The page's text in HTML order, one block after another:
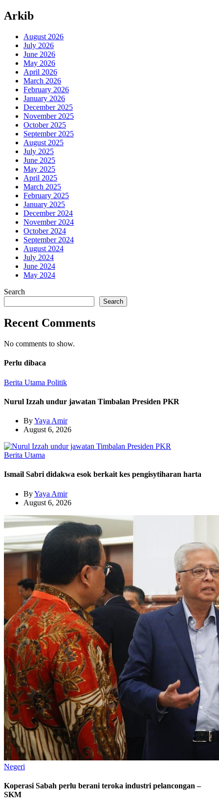
Arkib
August 2026
July 2026
June 2026
May 2026
April 2026
March 2026
February 2026
January 2026
December 2025
November 2025
October 2025
September 2025
August 2025
July 2025
June 2025
May 2025
April 2025
March 2025
February 2025
January 2025
December 2024
November 2024
October 2024
September 2024
August 2024
July 2024
June 2024
May 2024
Search
Search
Recent Comments
No comments to show.
Perlu dibaca
Berita Utama Politik
Nurul Izzah undur jawatan Timbalan Presiden PKR
ByYaya Amir
August 6, 2026
Berita Utama
Ismail Sabri didakwa esok berkait kes pengisytiharan harta
ByYaya Amir
August 6, 2026
Negeri
Koperasi Sabah perlu berani teroka industri pelancongan –
SKM